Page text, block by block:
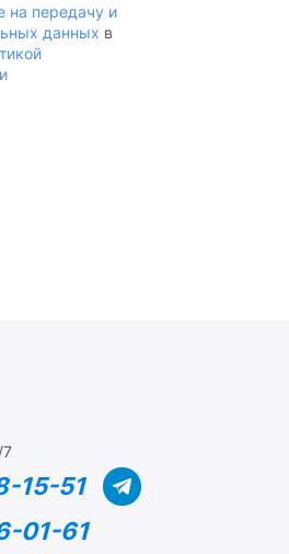
на передачу и
данных в
7
15-51
01-61